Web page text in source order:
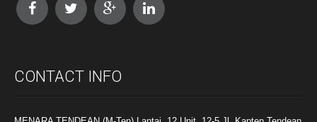
CONTACT INFO